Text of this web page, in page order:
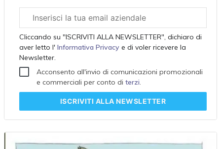
aziendale
Cliccando su "ISCRIVITI ALLA NEWSLETTER", dichiaro di
aver letto l'Informativa Privacy e di voler ricevere la
Newsletter.
Acconsento all'invio di comunicazioni promozionali
e commerciali per conto di terzi.
ISCRIVITI ALLA NEWSLETTER